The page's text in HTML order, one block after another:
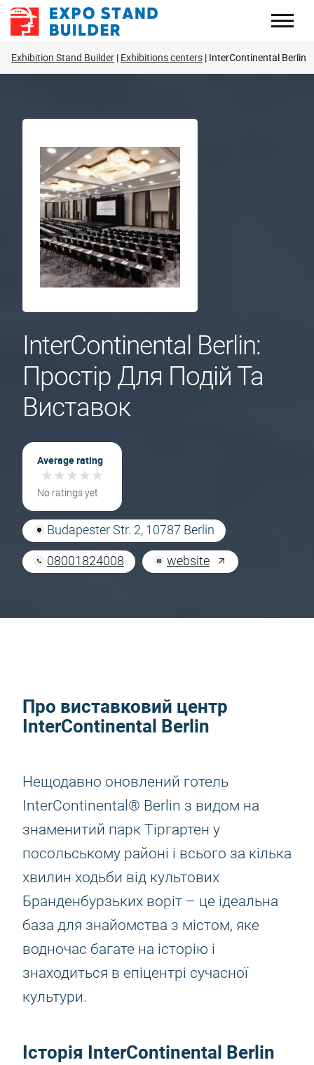
Перейти
Exhibition Stand Builder Exhibitions centers InterContinental Berlin
InterContinental Berlin:
Простір Для Подій Та
Виставок
Average rating
★★★★★
★★★★★
No ratings yet
Budapester Str. 2, 10787 Berlin
08001824008 website
Про виставковий центр
InterContinental Berlin
Нещодавно оновлений готель
InterContinental® Berlin з видом на
знаменитий парк Тіргартен у
посольському районі і всього за кілька
хвилин ходьби від культових
Бранденбурзьких воріт – це ідеальна
база для знайомства з містом, яке
водночас багате на історію і
знаходиться в епіцентрі сучасної
культури.
Історія InterContinental Berlin